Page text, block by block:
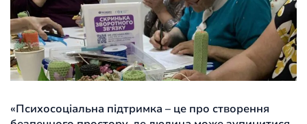
«Психосоціальна підтримка – це про створення